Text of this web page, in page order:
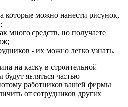
которые можно нанести рисунок,
много средств, но получаете
- их можно легко узнать.
на каску в строительной
являться частью
работников вашей фирмы
от сотрудников других